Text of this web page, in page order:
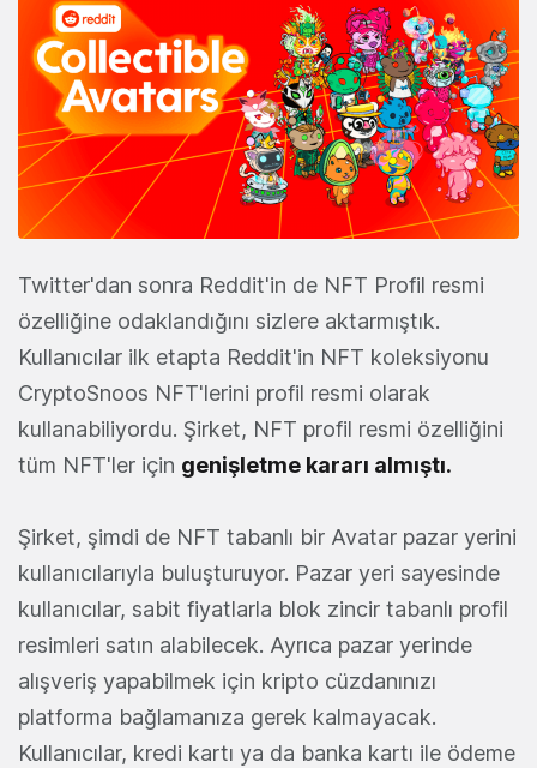
Twitter'dan sonra Reddit'in de NFT Profil resmi
özelliğine odaklandığını sizlere aktarmıştık.
Kullanıcılar ilk etapta Reddit'in NFT koleksiyonu
CryptoSnoos NFT'lerini profil resmi olarak
kullanabiliyordu. Şirket, NFT profil resmi özelliğini
tüm NFT'ler için genişletme kararı almıştı.
Şirket, şimdi de NFT tabanlı bir Avatar pazar yerini
kullanıcılarıyla buluşturuyor. Pazar yeri sayesinde
kullanıcılar, sabit fiyatlarla blok zincir tabanlı profil
resimleri satın alabilecek. Ayrıca pazar yerinde
alışveriş yapabilmek için kripto cüzdanınızı
platforma bağlamanıza gerek kalmayacak.
Kullanıcılar, kredi kartı ya da banka kartı ile ödeme